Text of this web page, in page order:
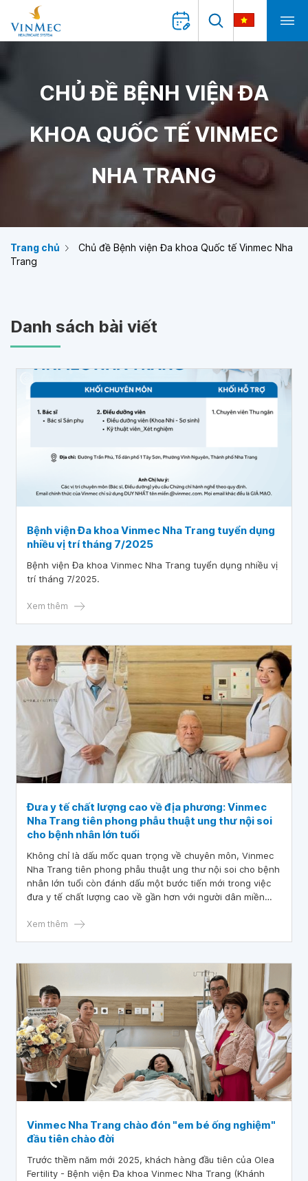
CHỦ ĐỀ BỆNH VIỆN ĐA
KHOA QUỐC TẾ VINMEC
NHA TRANG
Trang chủ
Chủ đề Bệnh viện Đa khoa Quốc tế Vinmec Nha
Trang
Danh sách bài viết
Bệnh viện Đa khoa Vinmec Nha Trang tuyển dụng
nhiều vị trí tháng 7/2025
Bệnh viện Đa khoa Vinmec Nha Trang tuyển dụng nhiều vị
trí tháng 7/2025.
Xem thêm
Đưa y tế chất lượng cao về địa phương: Vinmec
Nha Trang tiên phong phẫu thuật ung thư nội soi
cho bệnh nhân lớn tuổi
Không chỉ là dấu mốc quan trọng về chuyên môn, Vinmec
Nha Trang tiên phong phẫu thuật ung thư nội soi cho bệnh
nhân lớn tuổi còn đánh dấu một bước tiến mới trong việc
đưa y tế chất lượng cao về gần hơn với người dân miền
cận được kỹ thuật điều trị ung thư nâng cao.
Xem thêm
Vinmec Nha Trang chào đón "em bé ống nghiệm"
đầu tiên chào đời
Trước thềm năm mới 2025, khách hàng đầu tiên của Olea
Fertility - Bệnh viện Đa khoa Vinmec Nha Trang (Khánh